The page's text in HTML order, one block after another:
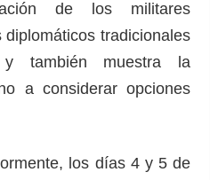
de los militares
tradicionales
también muestra la
a considerar opciones
los días 4 y 5 de